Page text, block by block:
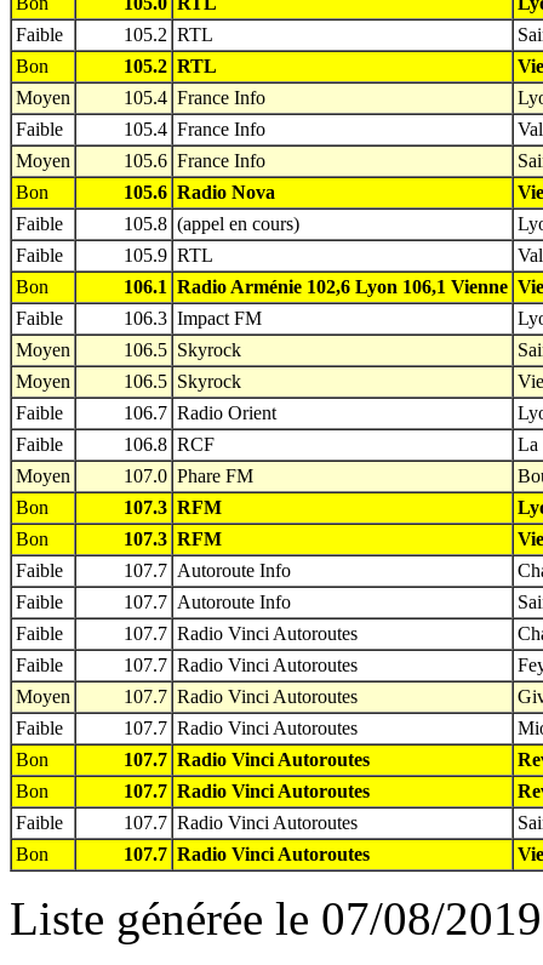
Faible
105.2 RTL
Bon
105.2 RTL
Moyen
105.4 France Info
Faible
105.4 France Info
Moyen
105.6 France Info
Bon
105.6 Radio Nova
Faible
105.8 (appel en cours)
Faible
105.9 RTL
Bon
106.1 Radio Arménie 102,6 Lyon 106,1 Vienne
Faible
106.3 Impact FM
Moyen
106.5 Skyrock
Moyen
106.5 Skyrock
Faible
106.7 Radio Orient
Faible
106.8 RCF
La
Moyen
107.0 Phare FM
Bon
107.3 RFM
Bon
107.3 RFM
Faible
107.7 Autoroute Info
Faible
107.7 Autoroute Info
Faible
107.7 Radio Vinci Autoroutes
Faible
107.7 Radio Vinci Autoroutes
Moyen
107.7 Radio Vinci Autoroutes
Faible
107.7 Radio Vinci Autoroutes
Bon
107.7 Radio Vinci Autoroutes
Bon
107.7 Radio Vinci Autoroutes
Faible
107.7 Radio Vinci Autoroutes
Bon
107.7 Radio Vinci Autoroutes
Liste générée le 07/08/